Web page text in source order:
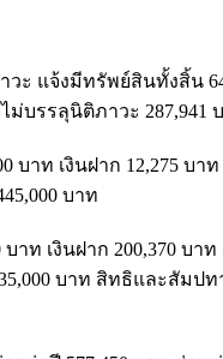
แจ้งมีทรัพย์สินทั้งสิ้น
ม่บรรลุนิติภาวะ
าท เงินฝาก 12,275 บา
บาท
เงินฝาก 200,370 บาท
บาท สิทธิและสัมป